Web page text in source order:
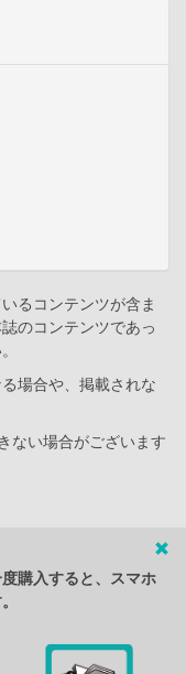
るコンテンツが含ま
のコンテンツであっ
場合や、掲載されな
ない場合がございます
購入すると、スマホ